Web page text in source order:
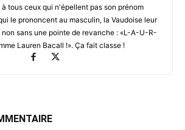
à tous ceux qui n'épellent pas son prénom
le prononcent au masculin, la Vaudoise leur
non sans une pointe de revanche : «L-A-U-R-
Lauren Bacall !». Ça fait classe !